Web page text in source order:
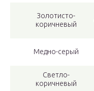
Золотисто-
коричневый
Медно-серый
Светло-
коричневый